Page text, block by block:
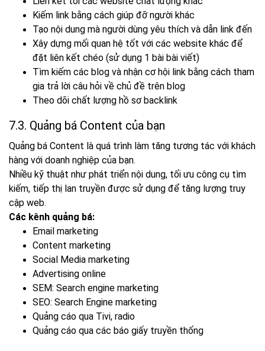
Kiếm link bằng cách giúp đỡ người khác
Tạo nội dung mà người dùng yêu thích và dẫn link đến
Xây dựng mối quan hệ tốt với các website khác để
đặt liên kết chéo (sử dụng 1 bài bài viết)
Tìm kiếm các blog và nhận cơ hội link bằng cách tham
gia trả lời câu hỏi về chủ đề trên blog
Theo dõi chất lượng hồ sơ backlink
7.3. Quảng bá Content của bạn
Quảng bá Content là quá trình làm tăng tương tác với khách
hàng với doanh nghiệp của bạn.
Nhiều kỹ thuật như phát triển nội dung, tối ưu công cụ tìm
kiếm, tiếp thị lan truyền được sử dụng để tăng lượng truy
cập web.
Các kênh quảng bá:
Email marketing
Content marketing
Social Media marketing
Advertising online
SEM: Search engine marketing
SEO: Search Engine marketing
Quảng cáo qua Tivi, radio
Quảng cáo qua các báo giấy truyền thống